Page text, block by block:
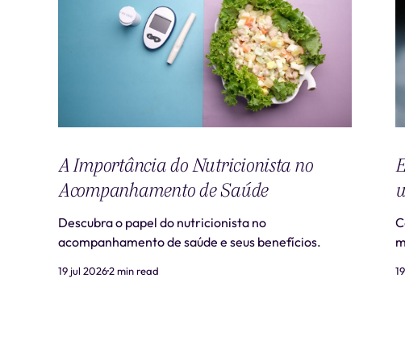
A Importância do Nutricionista no
Acompanhamento de Saúde
Descubra o papel do nutricionista no
acompanhamento de saúde e seus benefícios.
19 jul 20262 min read